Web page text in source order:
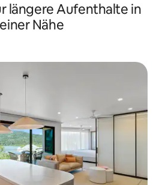
längere Aufenthalte in
Nähe